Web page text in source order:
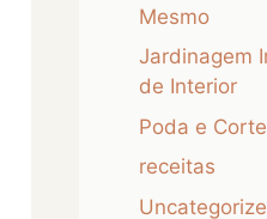
Mesmo
Jardinagem
de Interior
Poda e Corte
receitas